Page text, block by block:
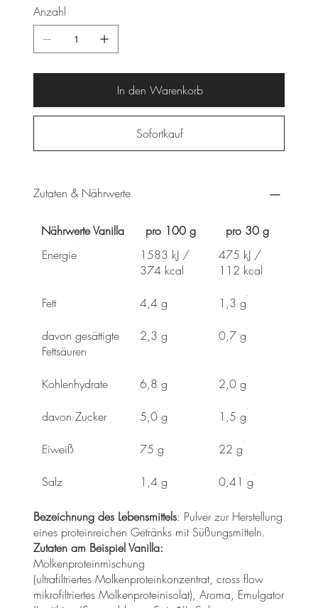
Anzahl
In den Warenkorb
Sofortkauf
Zutaten & Nährwerte
Nährwerte Vanilla pro 100 g
pro 30 g
Energie
1583 kJ /
374 kcal
475 kJ /
112 kcal
Fett 4,4 g 1,3 g
davon gesättigte
Fettsäuren
2,3 g 0,7 g
Kohlenhydrate 6,8 g 2,0 g
davon Zucker 5,0 g 1,5 g
Eiweiß 75 g 22 g
Salz 1,4 g 0,41 g
Bezeichnung des Lebensmittels: Pulver zur Herstellung
eines proteinreichen Getränks mit Süßungsmitteln.
Zutaten am Beispiel Vanilla:
Molkenproteinmischung
(ultrafiltriertes Molkenproteinkonzentrat, cross flow
mikrofiltriertes Molkenproteinisolat), Aroma, Emulgator